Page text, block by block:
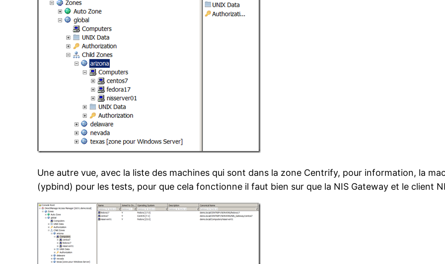
Une autre vue, avec la liste des machines qui sont dans la zone Centrify, pour information, la
(ypbind) pour les tests, pour que cela fonctionne il faut bien sur que la NIS Gateway et le client